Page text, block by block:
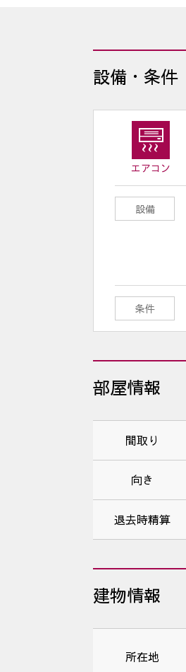
設備・条件
エアコン
設備
条件
部屋情報
間取り
向き
退去時精算
建物情報
所在地